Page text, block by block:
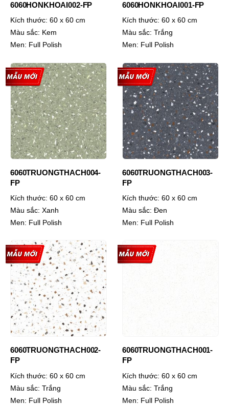
6060HONKHOAI002-FP
Kích thước: 60 x 60 cm
Màu sắc: Kem
Men: Full Polish
6060HONKHOAI001-FP
Kích thước: 60 x 60 cm
Màu sắc: Trắng
Men: Full Polish
6060TRUONGTHACH004-
FP
Kích thước: 60 x 60 cm
Màu sắc: Xanh
Men: Full Polish
6060TRUONGTHACH003-
FP
Kích thước: 60 x 60 cm
Màu sắc: Đen
Men: Full Polish
6060TRUONGTHACH002-
FP
Kích thước: 60 x 60 cm
Màu sắc: Trắng
Men: Full Polish
6060TRUONGTHACH001-
FP
Kích thước: 60 x 60 cm
Màu sắc: Trắng
Men: Full Polish